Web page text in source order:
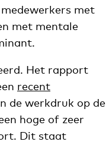
met
met mentale
Het rapport
recent
de werkdruk op de
hoge of zeer
Dit staat